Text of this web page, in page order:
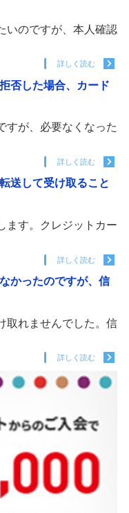
いのですが、本人確認
詳しく読む
否した場合、カード
すが、必要なくなった
詳しく読む
送して受け取ること
ます。クレジットカー
詳しく読む
かったのですが、信
取れませんでした。信
詳しく読む